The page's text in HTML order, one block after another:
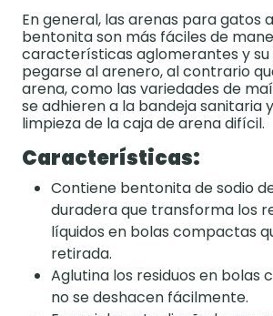
En general, las arenas para gatos
bentonita son más fáciles de
características aglomerantes y su
pegarse al arenero, al contrario
arena, como las variedades de
se adhieren a la bandeja sanitaria
limpieza de la caja de arena difícil.
Características:
Contiene bentonita de sodio
duradera que transforma los
líquidos en bolas compactas
retirada.
Aglutina los residuos en bolas
no se deshacen fácilmente.